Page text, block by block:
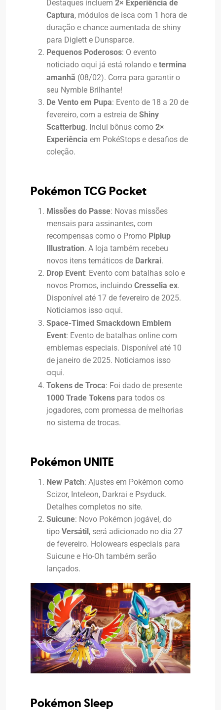
Destaques incluem 2× Experiência de
Captura, módulos de isca com 1 hora de
duração e chance aumentada de shiny
para Diglett e Dunsparce.
Pequenos Poderosos: O evento
noticiado aqui já está rolando e termina
amanhã (08/02). Corra para garantir o
seu Nymble Brilhante!
De Vento em Pupa: Evento de 18 a 20 de
fevereiro, com a estreia de Shiny
Scatterbug. Inclui bônus como 2×
Experiência em PokéStops e desafios de
coleção.
Pokémon TCG Pocket
Missões do Passe: Novas missões
mensais para assinantes, com
recompensas como o Promo Piplup
Illustration. A loja também recebeu
novos itens temáticos de Darkrai.
Drop Event: Evento com batalhas solo e
novos Promos, incluindo Cresselia ex.
Disponível até 17 de fevereiro de 2025.
Noticiamos isso aqui.
Space-Timed Smackdown Emblem
Event: Evento de batalhas online com
emblemas especiais. Disponível até 10
de janeiro de 2025. Noticiamos isso
aqui.
Tokens de Troca: Foi dado de presente
1000 Trade Tokens para todos os
jogadores, com promessa de melhorias
no sistema de trocas.
Pokémon UNITE
New Patch: Ajustes em Pokémon como
Scizor, Inteleon, Darkrai e Psyduck.
Detalhes completos no site.
Suicune: Novo Pokémon jogável, do
tipo Versátil, será adicionado no dia 27
de fevereiro. Holowears especiais para
Suicune e Ho-Oh também serão
lançados.
Pokémon Sleep